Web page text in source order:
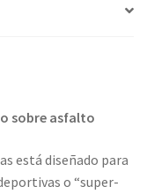
sobre asfalto
está diseñado para
o “super-